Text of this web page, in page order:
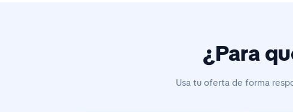
¿Para
Usa tu oferta de forma